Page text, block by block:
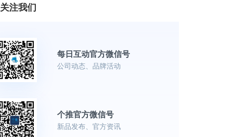
关注我们
每日互动官方微信号
公司动态、品牌活动
个推官方微信号
新品发布、官方资讯